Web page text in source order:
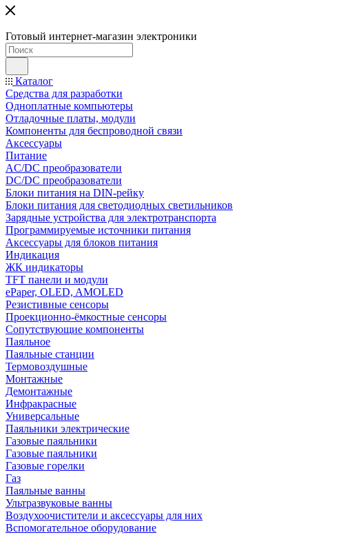
Готовый интернет-магазин электроники
Каталог
Средства для разработки
Одноплатные компьютеры
Отладочные платы, модули
Компоненты для беспроводной связи
Аксессуары
Питание
AC/DC преобразователи
DC/DC преобразователи
Блоки питания на DIN-рейку
Блоки питания для светодиодных светильников
Зарядные устройства для электротранспорта
Программируемые источники питания
Аксессуары для блоков питания
Индикация
ЖК индикаторы
TFT панели и модули
ePaper, OLED, AMOLED
Резистивные сенсоры
Проекционно-ёмкостные сенсоры
Сопутствующие компоненты
Паяльное
Паяльные станции
Термовоздушные
Монтажные
Демонтажные
Инфракрасные
Универсальные
Паяльники электрические
Газовые паяльники
Газовые паяльники
Газовые горелки
Газ
Паяльные ванны
Ультразвуковые ванны
Воздухоочистители и аксессуары для них
Вспомогательное оборудование